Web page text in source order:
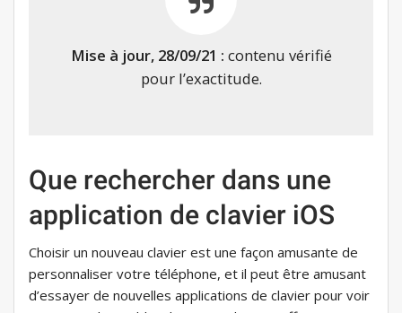
Mise à jour, 28/09/21 : contenu vérifié
pour l’exactitude.
Que rechercher dans une
application de clavier iOS
Choisir un nouveau clavier est une façon amusante de
personnaliser votre téléphone, et il peut être amusant
d’essayer de nouvelles applications de clavier pour voir